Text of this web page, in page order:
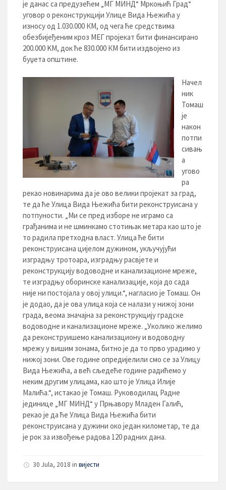
је данас са предузећем „МГ МИНД“ Мркоњић Град“
уговор о реконструкцији Улице Вида Њежића у
износу од 1.030.000 КМ, од чега ће средствима
обезбијеђеним кроз МЕГ пројекат бити финансирано
200.000 KM, док ће 830.000 КМ бити издвојено из
буџета општине.
Начел
ник
Томаш
је
након
потпи
сивањ
а
угово
ра
рекао новинарима да је ово велики пројекат за град,
те да ће Улица Вида Њежића бити реконструисана у
потпуности. „Ми се пред изборе не играмо са
грађанима и не шминкамо стотињак метара као што је
то радила претходна власт. Улица ће бити
реконструисана цијелом дужином, укључујући
изградњу тротоара, изградњу расвјете и
реконструкцију водоводне и канализационе мреже,
те изградњу оборинске канализације, која до сада
није ни постојала у овој улици.“, нагласио је Томаш. Он
је додао, да је ова улица која се налази у нижој зони
града, веома значајна за реконструкцију градске
водоводне и канализационе мреже. „Уколико желимо
да реконструишемо канализациону и водоводну
мрежу у вишим зонама, битно је да то прво урадимо у
нижој зони. Ове године опредијелили смо се за Улицу
Вида Њежића, а већ сљедеће године радићемо у
неким другим улицама, као што је Улица Илије
Малића.“, истакао је Томаш. Руководилац Радне
јединице „МГ МИНД“ у Прњавору Младен Галић,
рекао је да ће Улица Вида Њежића бити
реконструисана у дужини око један километар, те да
је рок за извођење радова 120 радних дана.
30 Jula, 2018 in вијести